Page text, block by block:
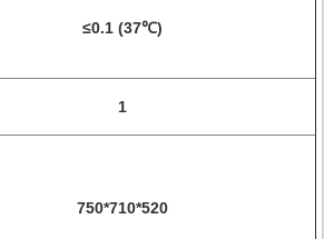
≤0.1 (37℃)
1
750*710*520